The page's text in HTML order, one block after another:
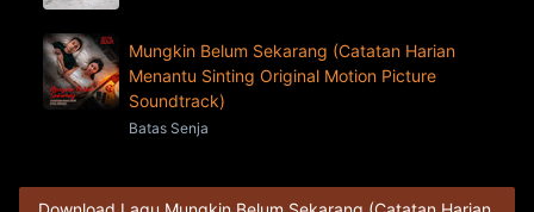
Mungkin Belum Sekarang (Catatan Harian
Menantu Sinting Original Motion Picture
Soundtrack)
Batas Senja